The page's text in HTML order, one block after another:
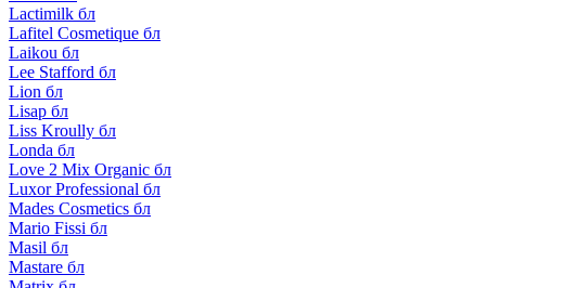
Lactimilk бл
Lafitel Cosmetique бл
Laikou бл
Lee Stafford бл
Lion бл
Lisap бл
Liss Kroully бл
Londa бл
Love 2 Mix Organic бл
Luxor Professional бл
Mades Cosmetics бл
Mario Fissi бл
Masil бл
Mastare бл